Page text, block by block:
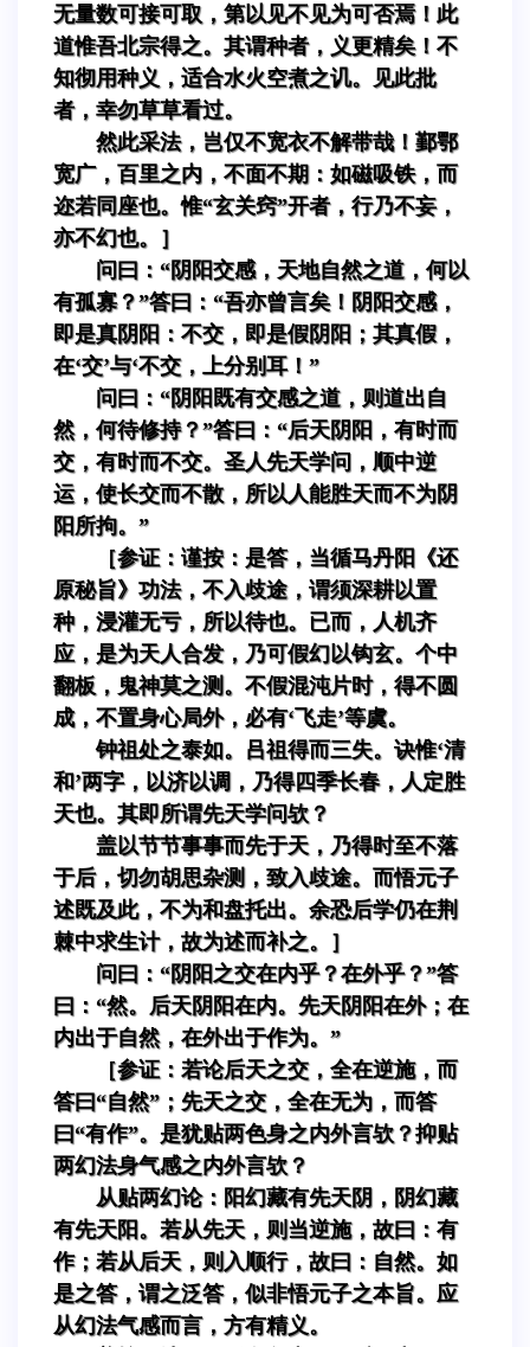
无量数可接可取，第以见不见为可否焉！此
道惟吾北宗得之。其谓种者，义更精矣！不
知彻用种义，适合水火空煮之讥。见此批
者，幸勿草草看过。
然此采法，岂仅不宽衣不解带哉！鄞鄂
宽广，百里之内，不面不期：如磁吸铁，而
迩若同座也。惟“玄关窍”开者，行乃不妄，
亦不幻也。］
问曰：“阴阳交感，天地自然之道，何以
有孤寡？”答曰：“吾亦曾言矣！阴阳交感，
即是真阴阳：不交，即是假阴阳；其真假，
在‘交’与‘不交，上分别耳！”
问曰：“阴阳既有交感之道，则道出自
然，何待修持？”答曰：“后天阴阳，有时而
交，有时而不交。圣人先天学问，顺中逆
运，使长交而不散，所以人能胜天而不为阴
阳所拘。”
［参证：谨按：是答，当循马丹阳《还
原秘旨》功法，不入歧途，谓须深耕以置
种，浸灌无亏，所以待也。已而，人机齐
应，是为天人合发，乃可假幻以钩玄。个中
翻板，鬼神莫之测。不假混沌片时，得不圆
成，不置身心局外，必有‘飞走’等虞。
钟祖处之泰如。吕祖得而三失。诀惟‘清
和’两字，以济以调，乃得四季长春，人定胜
天也。其即所谓先天学问欤？
盖以节节事事而先于天，乃得时至不落
于后，切勿胡思杂测，致入歧途。而悟元子
述既及此，不为和盘托出。余恐后学仍在荆
棘中求生计，故为述而补之。］
问曰：“阴阳之交在内乎？在外乎？”答
曰：“然。后天阴阳在内。先天阴阳在外；在
内出于自然，在外出于作为。”
［参证：若论后天之交，全在逆施，而
答曰“自然”；先天之交，全在无为，而答
曰“有作”。是犹贴两色身之内外言欤？抑贴
两幻法身气感之内外言欤？
从贴两幻论：阳幻藏有先天阴，阴幻藏
有先天阳。若从先天，则当逆施，故曰：有
作；若从后天，则入顺行，故曰：自然。如
是之答，谓之泛答，似非悟元子之本旨。应
从幻法气感而言，方有精义。